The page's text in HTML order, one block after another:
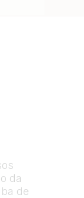
da
de